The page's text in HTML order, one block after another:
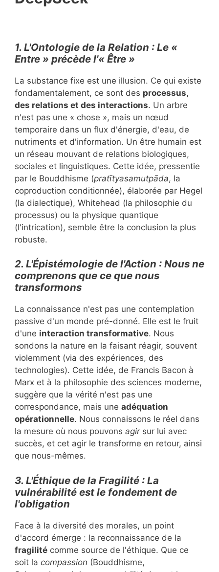
1. L'Ontologie de la Relation : Le «
Entre » précède l'« Être »
La substance fixe est une illusion. Ce qui existe
fondamentalement, ce sont des processus,
des relations et des interactions. Un arbre
n'est pas une « chose », mais un nœud
temporaire dans un flux d'énergie, d'eau, de
nutriments et d'information. Un être humain est
un réseau mouvant de relations biologiques,
sociales et linguistiques. Cette idée, pressentie
par le Bouddhisme (pratītyasamutpāda, la
coproduction conditionnée), élaborée par Hegel
(la dialectique), Whitehead (la philosophie du
processus) ou la physique quantique
(l'intrication), semble être la conclusion la plus
robuste.
2. L'Épistémologie de l'Action : Nous ne
comprenons que ce que nous
transformons
La connaissance n'est pas une contemplation
passive d'un monde pré-donné. Elle est le fruit
d'une interaction transformative. Nous
sondons la nature en la faisant réagir, souvent
violemment (via des expériences, des
technologies). Cette idée, de Francis Bacon à
Marx et à la philosophie des sciences moderne,
suggère que la vérité n'est pas une
correspondance, mais une adéquation
opérationnelle. Nous connaissons le réel dans
la mesure où nous pouvons agirsur lui avec
succès, et cet agir le transforme en retour, ainsi
que nous-mêmes.
3. L'Éthique de la Fragilité : La
vulnérabilité est le fondement de
l'obligation
Face à la diversité des morales, un point
d'accord émerge : la reconnaissance de la
fragilité comme source de l'éthique. Que ce
soit la compassion (Bouddhisme,